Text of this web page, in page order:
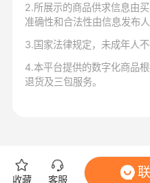
2.所展示的商品供求信息由
准确性和合法性由信息发布人
3.国家法律规定，未成年人
4.本平台提供的数字化商品
退货及三包服务。
收藏 客服